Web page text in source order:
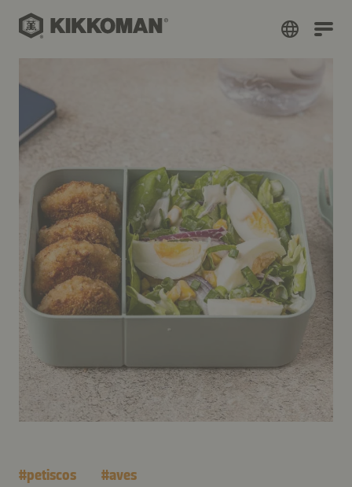
#petiscos #aves